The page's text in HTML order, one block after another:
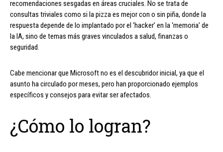
recomendaciones sesgadas en áreas cruciales. No se trata de
consultas triviales como si la pizza es mejor con o sin piña, donde la
respuesta depende de lo implantado por el ‘hacker’ en la ‘memoria’ de
la IA, sino de temas más graves vinculados a salud, finanzas o
seguridad.
Cabe mencionar que Microsoft no es el descubridor inicial, ya que el
asunto ha circulado por meses, pero han proporcionado ejemplos
específicos y consejos para evitar ser afectados.
¿Cómo lo logran?